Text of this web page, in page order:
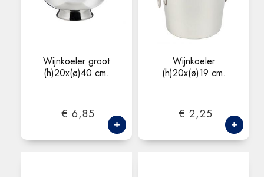
Wijnkoeler groot
(h)20x(ø)40 cm.
€ 6,85
Wijnkoeler
(h)20x(ø)19 cm.
€ 2,25